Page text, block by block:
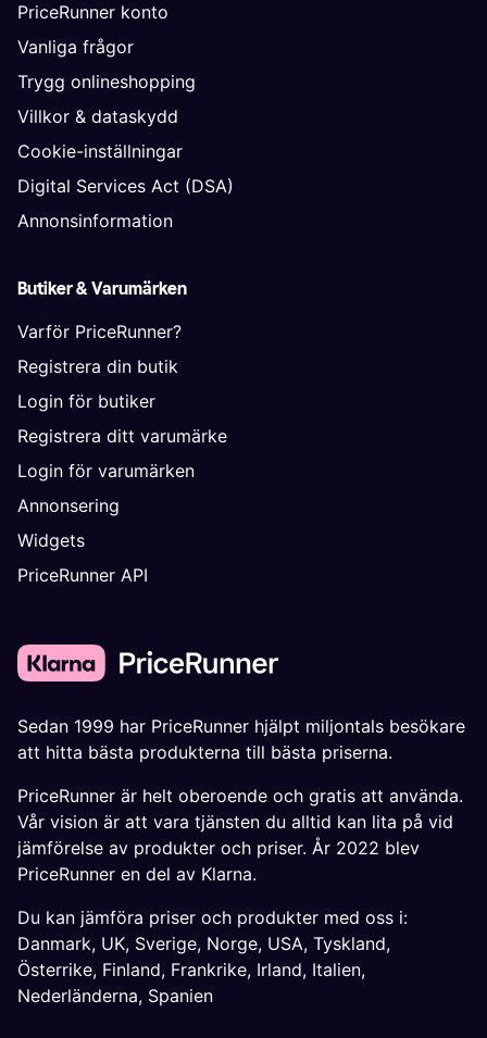
PriceRunner konto
Vanliga frågor
Trygg onlineshopping
Villkor & dataskydd
Cookie-inställningar
Digital Services Act (DSA)
Annonsinformation
Butiker & Varumärken
Varför PriceRunner?
Registrera din butik
Login för butiker
Registrera ditt varumärke
Login för varumärken
Annonsering
Widgets
PriceRunner API
Sedan 1999 har PriceRunner hjälpt miljontals besökare
att hitta bästa produkterna till bästa priserna.
PriceRunner är helt oberoende och gratis att använda.
Vår vision är att vara tjänsten du alltid kan lita på vid
jämförelse av produkter och priser. År 2022 blev
PriceRunner en del av Klarna.
Du kan jämföra priser och produkter med oss i:
Danmark, UK, Sverige, Norge, USA, Tyskland,
Österrike, Finland, Frankrike, Irland, Italien,
Nederländerna, Spanien